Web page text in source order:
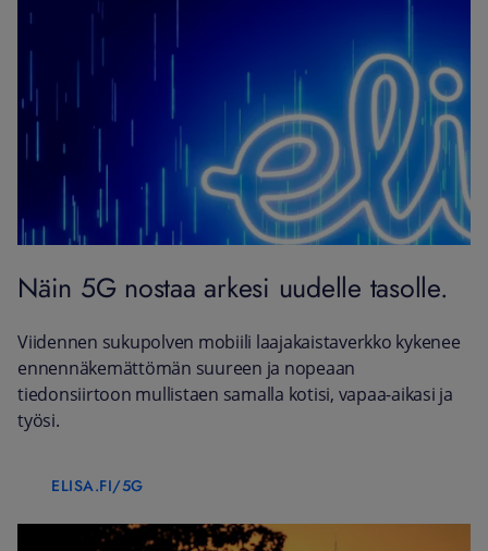
Näin 5G nostaa arkesi uudelle tasolle.
Viidennen sukupolven mobiili laajakaistaverkko kykenee
ennennäkemättömän suureen ja nopeaan
tiedonsiirtoon mullistaen samalla kotisi, vapaa-aikasi ja
työsi.
ELISA.FI/5G